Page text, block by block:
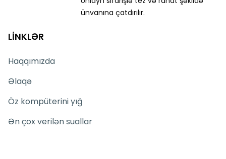
ünvanına çatdırılır.
LİNKLƏR
Haqqımızda
Əlaqə
Öz kompüterini yığ
Ən çox verilən suallar